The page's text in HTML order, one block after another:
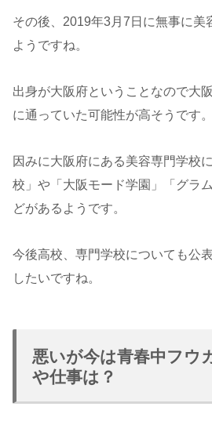
その後、2019年3月7日に無事に美
ようですね。
出身が大阪府ということなので大
に通っていた可能性が高そうです。
因みに大阪府にある美容専門学校
校」や「大阪モード学園」「グラ
どがあるようです。
今後高校、専門学校についても公
したいですね。
悪いが今は青春中フウ
や仕事は？